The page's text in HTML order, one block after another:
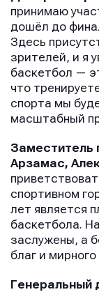
принимаю
дошёл до
Здесь
зрителей, и я
баскетбол —
что
спорта мы
масштабный
Заместитель
Арзамас,
спортивном
лет является
баскетбола.
заслужены, а
благ и мирного
Генеральный